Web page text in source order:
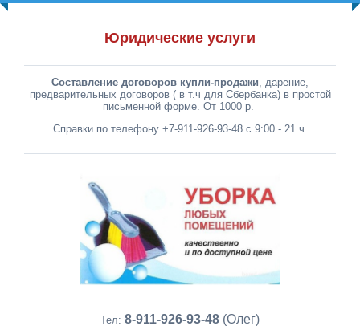
Юридические услуги
Составление договоров купли-продажи , дарение,
предварительных договоров ( в т.ч для Сбербанка) в простой
письменной форме. От 1000 р.
Справки по телефону +7-911-926-93-48 с 9:00 - 21 ч.
Тел: 8-911-926-93-48 (Олег)